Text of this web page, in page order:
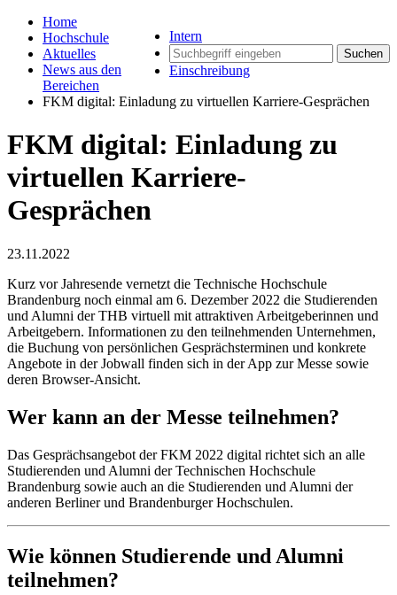
Intern
Suchen
Einschreibung
Home
Hochschule
Aktuelles
News aus den
Bereichen
FKM digital: Einladung zu virtuellen Karriere-Gesprächen
FKM digital: Einladung zu
virtuellen Karriere-
Gesprächen
23.11.2022
Kurz vor Jahresende vernetzt die Technische Hochschule
Brandenburg noch einmal am 6. Dezember 2022 die Studierenden
und Alumni der THB virtuell mit attraktiven Arbeitgeberinnen und
Arbeitgebern. Informationen zu den teilnehmenden Unternehmen,
die Buchung von persönlichen Gesprächsterminen und konkrete
Angebote in der Jobwall finden sich in der App zur Messe sowie
deren Browser-Ansicht.
Wer kann an der Messe teilnehmen?
Das Gesprächsangebot der FKM 2022 digital richtet sich an alle
Studierenden und Alumni der Technischen Hochschule
Brandenburg sowie auch an die Studierenden und Alumni der
anderen Berliner und Brandenburger Hochschulen.
Wie können Studierende und Alumni
teilnehmen?